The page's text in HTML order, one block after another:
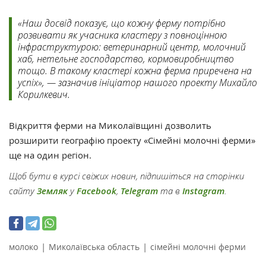
«Наш досвід показує, що кожну ферму потрібно
розвивати як учасника кластеру з повноцінною
інфраструктурою: ветеринарний центр, молочний
хаб, нетельне господарство, кормовиробництво
тощо. В такому кластері кожна ферма приречена на
успіх», — зазначив ініціатор нашого проекту Михайло
Корилкевич.
Відкриття ферми на Миколаївщині дозволить
розширити географію проекту «Сімейні молочні ферми»
ще на один регіон.
Щоб бути в курсі свіжих новин, підпишіться на сторінки
сайтуЗемлякуFacebook, Telegram та в Instagram
молоко | Миколаївська область | сімейні молочні ферми